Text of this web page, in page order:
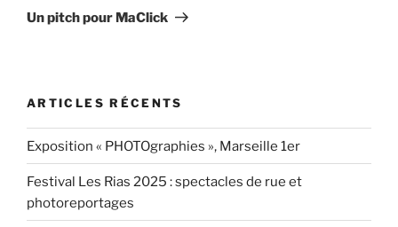
suivant
Un pitch pour MaClick
ARTICLES RÉCENTS
Exposition « PHOTOgraphies », Marseille 1er
Festival Les Rias 2025 : spectacles de rue et
photoreportages